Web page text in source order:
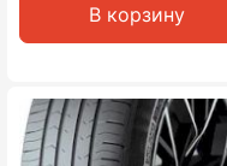
В корзину